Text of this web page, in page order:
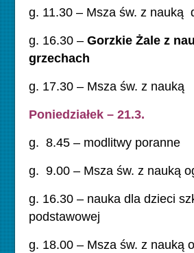
g. 11.30 – Msza św. z nauką
g. 16.30 –Gorzkie Żale z
grzechach
g. 17.30 – Msza św. z nauką
Poniedziałek – 21.3.
g. 8.45 – modlitwy poranne
g. 9.00 – Msza św. z nauką
g. 16.30 – nauka dla dzieci
podstawowej
g. 18.00 – Msza św. z nauką